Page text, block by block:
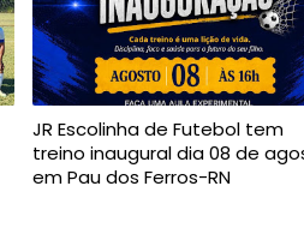
JR Escolinha de Futebol tem
treino inaugural dia 08 de
em Pau dos Ferros-RN